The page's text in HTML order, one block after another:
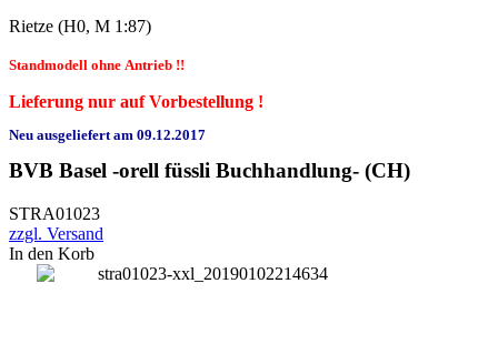
Rietze (H0, M 1:87)
Standmodell ohne Antrieb !!
Lieferung nur auf Vorbestellung !
Neu ausgeliefert am 09.12.2017
BVB Basel -orell füssli Buchhandlung- (CH)
STRA01023
zzgl. Versand
In den Korb